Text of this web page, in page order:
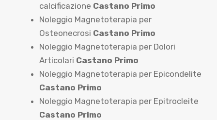
calcificazione Castano Primo
Noleggio Magnetoterapia per
Osteonecrosi Castano Primo
Noleggio Magnetoterapia per Dolori
Articolari Castano Primo
Noleggio Magnetoterapia per Epicondelite
Castano Primo
Noleggio Magnetoterapia per Epitrocleite
Castano Primo